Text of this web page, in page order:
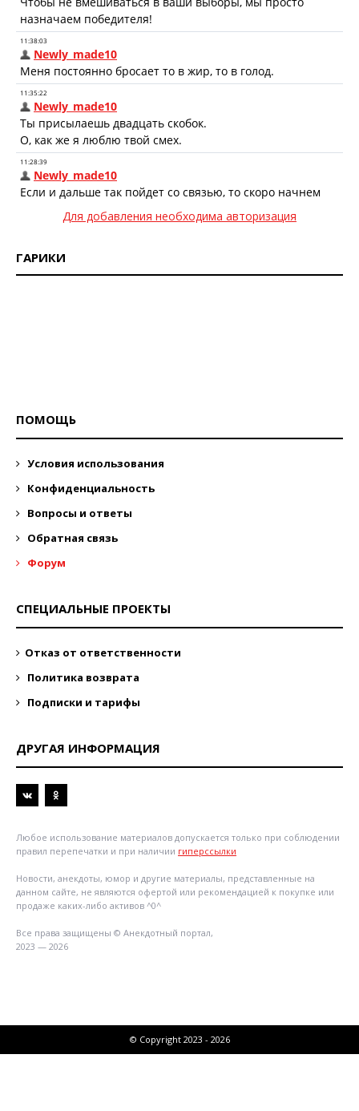
Для добавления необходима авторизация
ГАРИКИ
ПОМОЩЬ
Условия использования
Конфиденциальность
Вопросы и ответы
Обратная связь
Форум
СПЕЦИАЛЬНЫЕ ПРОЕКТЫ
Отказ от ответственности
Политика возврата
Подписки и тарифы
ДРУГАЯ ИНФОРМАЦИЯ
Любое использование материалов допускается только при соблюдении
правил перепечатки и при наличии гиперссылки
Новости, анекдоты, юмор и другие материалы, представленные на
данном сайте, не являются офертой или рекомендацией к покупке или
продаже каких-либо активов ^0^
Все права защищены © Анекдотный портал,
2023 — 2026
© Copyright 2023 - 2026